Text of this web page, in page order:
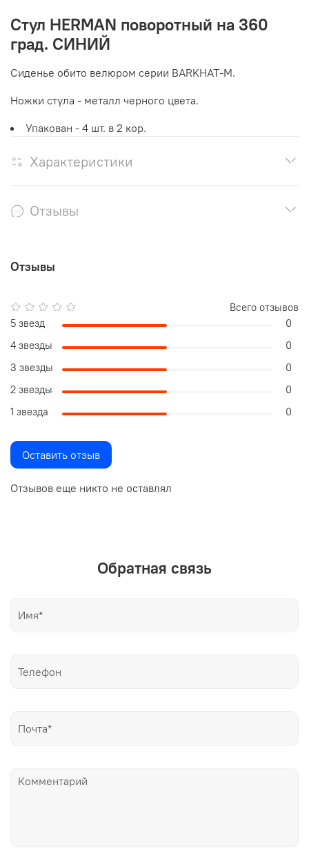
Стул HERMAN поворотный на 360
град. СИНИЙ
Сиденье обито велюром серии BARKHAT-M.
Ножки стула - металл черного цвета.
Упакован - 4 шт. в 2 кор.
Характеристики
Отзывы
Отзывы
Отзывов еще никто не оставлял
Всего отзывов
5 звезд
0
4 звезды
0
3 звезды
0
2 звезды
0
1 звезда
0
Оставить отзыв
Обратная связь